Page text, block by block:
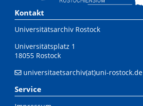
Kontakt
Universitätsarchiv Rostock
Universitätsplatz 1
18055 Rostock
universitaetsarchiv(at)uni-rostock.de
Service